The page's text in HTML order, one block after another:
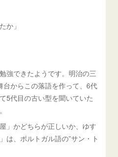
か」
強できたようです。明治の三
からこの落語を作って、6代
5代目の古い型を聞いていた
」かどちらが正しいか、ゆす
は、ポルトガル語の”サン・ト